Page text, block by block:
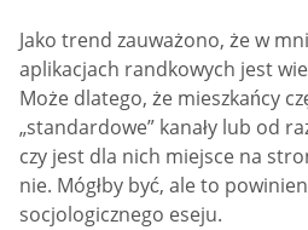
Jako trend zauważono, że w
aplikacjach randkowych jest
Może dlatego, że mieszkańcy
„standardowe” kanały lub od
czy jest dla nich miejsce na
nie. Mógłby być, ale to
socjologicznego eseju.